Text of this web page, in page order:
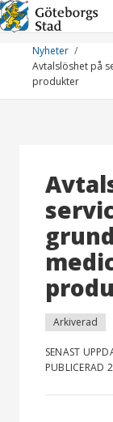
Hoppa
till
innehållNyheter
Avtalslöshet på
produkter
Arkiverad
SENAST
PUBLICERAD